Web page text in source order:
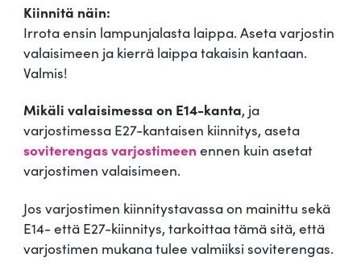
Kiinnitä näin:
Irrota ensin lampunjalasta laippa. Aseta varjostin
valaisimeen ja kierrä laippa takaisin kantaan.
Valmis!
Mikäli valaisimessa on E14-kanta, ja
varjostimessa E27-kantaisen kiinnitys, aseta
soviterengas varjostimeen ennen kuin asetat
varjostimen valaisimeen.
Jos varjostimen kiinnitystavassa on mainittu sekä
E14- että E27-kiinnitys, tarkoittaa tämä sitä, että
varjostimen mukana tulee valmiiksi soviterengas.